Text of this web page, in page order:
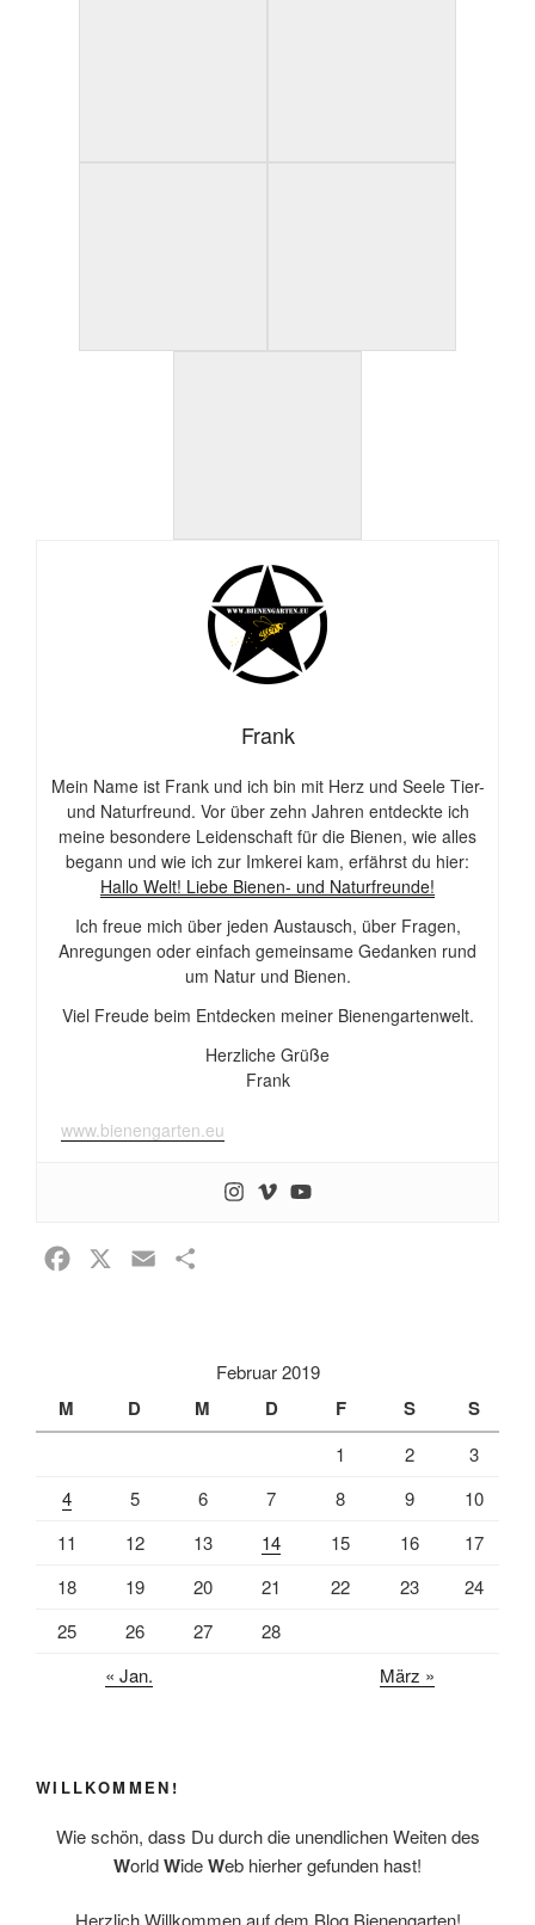
Frank
Mein Name ist Frank und ich bin mit Herz und Seele Tier-
und Naturfreund. Vor über zehn Jahren entdeckte ich
meine besondere Leidenschaft für die Bienen, wie alles
begann und wie ich zur Imkerei kam, erfährst du hier:
Hallo Welt! Liebe Bienen- und Naturfreunde!
Ich freue mich über jeden Austausch, über Fragen,
Anregungen oder einfach gemeinsame Gedanken rund
um Natur und Bienen.
Viel Freude beim Entdecken meiner Bienengartenwelt.
Herzliche Grüße
Frank
www.bienengarten.eu
o
n
Februar 2019
M D M D F S S
1 2
3
4
5 6 7 8 9
10
11
12 13 14 15 16
17
18
19 20 21 22 23
24
25
26 27
28
« Jan.
März »
WILLKOMMEN!
Wie schön, dass Du durch die unendlichen Weiten des
WorldWideWeb hierher gefunden hast!
Herzlich Willkommen auf dem Blog Bienengarten!